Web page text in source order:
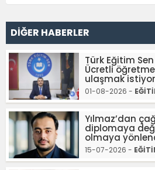
DİĞER HABERLER
Türk Eğitim
Ücretli
ulaşmak istiyor
01-08-2026 -
Yılmaz’dan
diplomaya
olmaya
15-07-2026 -